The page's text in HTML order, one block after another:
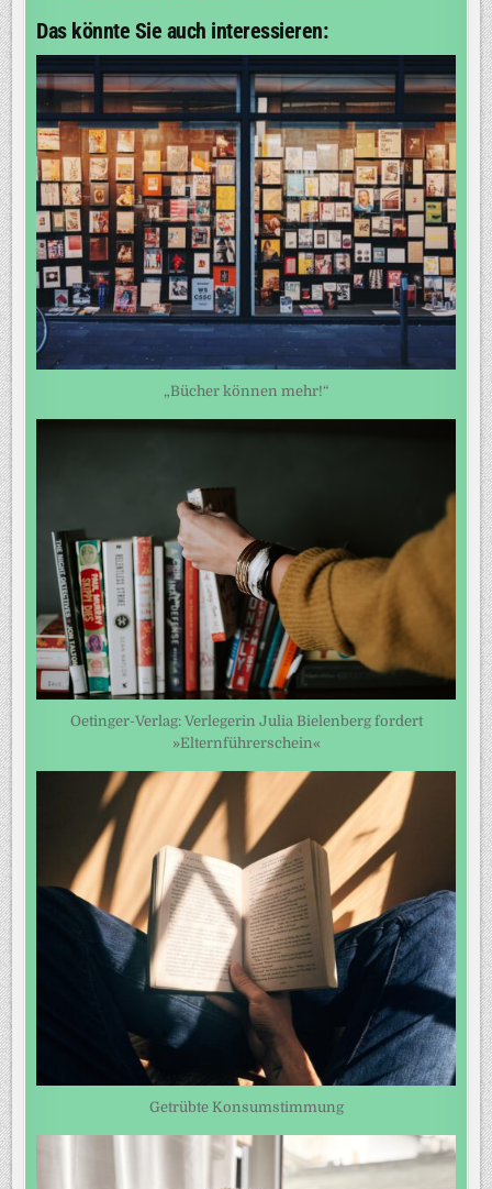
Das könnte Sie auch interessieren:
„Bücher können mehr!“
Oetinger-Verlag: Verlegerin Julia Bielenberg fordert
»Elternführerschein«
Getrübte Konsumstimmung